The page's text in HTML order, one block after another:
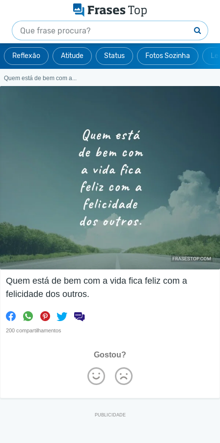
Reflexão Atitude Status Fotos Sozinha
Quem está de bem com a...
Quem está de bem com a vida fica feliz com a
felicidade dos outros.
200 compartilhamentos
Gostou?